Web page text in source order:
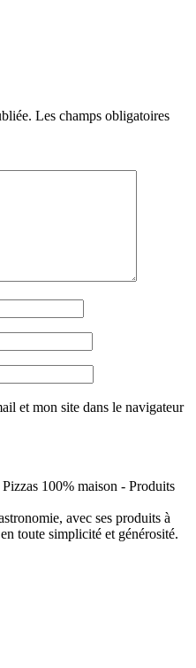
Les champs obligatoires
et mon site dans le navigateur
100% maison - Produits
avec ses produits à
toute simplicité et générosité.